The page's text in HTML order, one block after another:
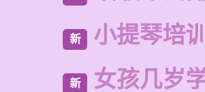
新 小提琴培
新 女孩几岁